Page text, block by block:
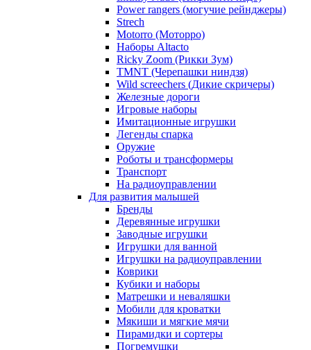
Power rangers (могучие рейнджеры)
Strech
Motorro (Моторро)
Наборы Altacto
Ricky Zoom (Рикки Зум)
TMNT (Черепашки ниндзя)
Wild screechers (Дикие скричеры)
Железные дороги
Игровые наборы
Имитационные игрушки
Легенды спарка
Оружие
Роботы и трансформеры
Транспорт
На радиоуправлении
Для развития малышей
Бренды
Деревянные игрушки
Заводные игрушки
Игрушки для ванной
Игрушки на радиоуправлении
Коврики
Кубики и наборы
Матрешки и неваляшки
Мобили для кроватки
Мякиши и мягкие мячи
Пирамидки и сортеры
Погремушки